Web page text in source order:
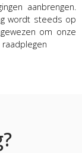
aanbrengen.
wordt steeds op
om onze